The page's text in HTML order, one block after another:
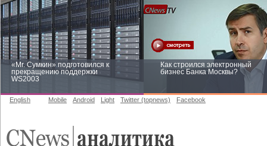
«Mr. Сумкин» подготовился к
прекращению поддержки
WS2003
Как строился электронный
бизнес Банка Москвы?
English Mobile Android Light Twitter (topnews) Facebook